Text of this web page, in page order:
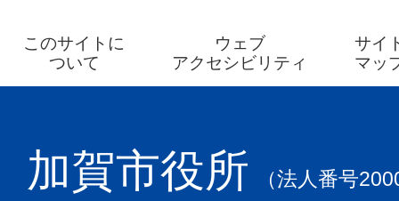
このサイトに
ついて
ウェブ
アクセシビリティ
サイ
マッ
加賀市役所 （法人番号